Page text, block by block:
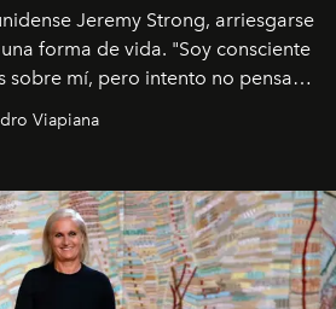
Jeremy Strong, arriesgarse
forma de vida. "Soy consciente
sobre mí, pero intento no pensar
perciben. Creo que es una
Viapiana